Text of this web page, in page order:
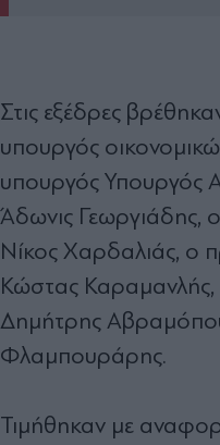
Στις εξέδρες
υπουργός
υπουργός Υπουργός
Άδωνις Γεωργιάδης,
Νίκος Χαρδαλιάς, ο
Κώστας
Δημήτρης
Φλαμπουράρης.
Τιμήθηκαν με